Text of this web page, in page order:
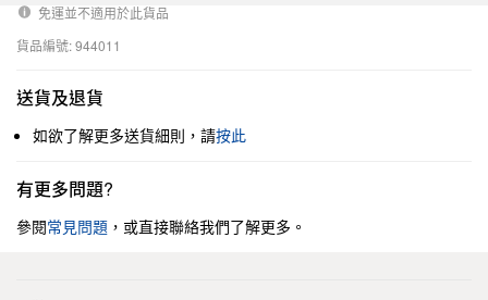
免運並不適用於此貨品
貨品編號: 944011
送貨及退貨
如欲了解更多送貨細則，請按此
有更多問題?
參閱常見問題 ，或直接聯絡我們了解更多。